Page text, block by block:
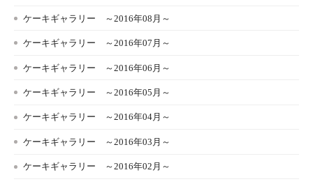
ケーキギャラリー ～2016年08月～
ケーキギャラリー ～2016年07月～
ケーキギャラリー ～2016年06月～
ケーキギャラリー ～2016年05月～
ケーキギャラリー ～2016年04月～
ケーキギャラリー ～2016年03月～
ケーキギャラリー ～2016年02月～